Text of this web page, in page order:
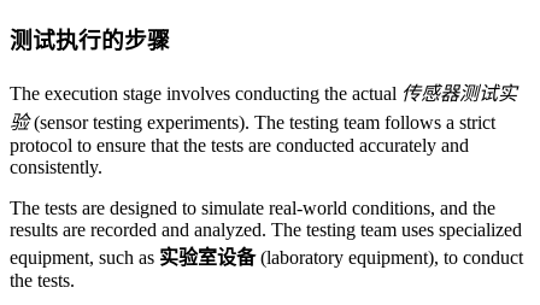
测试执行的步骤
The execution stage involves conducting the actual 传感器测试实
验(sensor testing experiments). The testing team follows a strict
protocol to ensure that the tests are conducted accurately and
consistently.
The tests are designed to simulate real-world conditions, and the
results are recorded and analyzed. The testing team uses specialized
equipment, such as 实验室设备(laboratory equipment), to conduct
the tests.